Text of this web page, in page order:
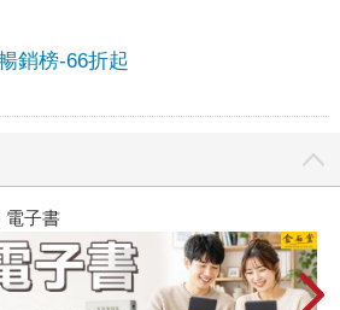
銷榜-66折起
電子書